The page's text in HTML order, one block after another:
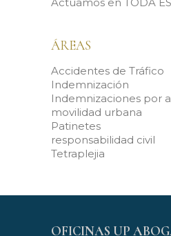
Actuamos en TODA
ÁREAS
Accidentes de Tráfico
Indemnización
Indemnizaciones por
movilidad urbana
Patinetes
responsabilidad civil
Tetraplejia
OFICINAS UP